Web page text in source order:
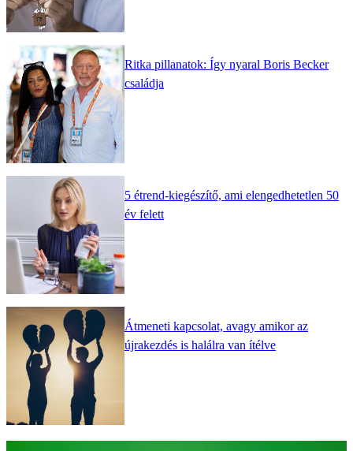
Ritka pillanatok: Így nyaral Boris Becker
családja
5 étrend-kiegészítő, ami elengedhetetlen 50
év felett
Átmeneti kapcsolat, avagy amikor az
újrakezdés is halálra van ítélve